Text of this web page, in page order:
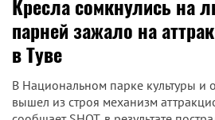
Кресла сомкнулись на
парней зажало на
в Туве
В Национальном парке культуры и
вышел из строя механизм